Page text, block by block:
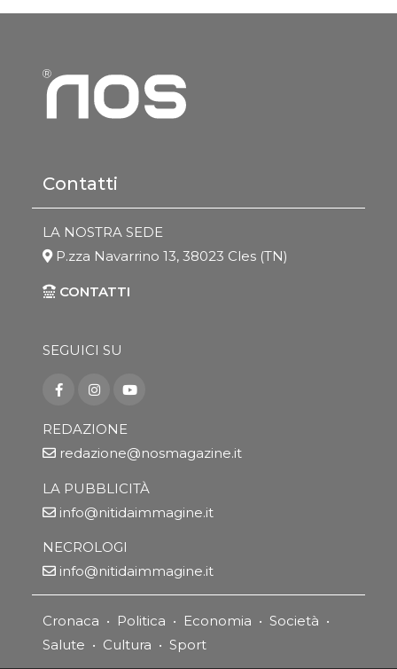
Contatti
LA NOSTRA SEDE
P.zza Navarrino 13, 38023 Cles (TN)
CONTATTI
SEGUICI SU
REDAZIONE
redazione@nosmagazine.it
LA PUBBLICITÀ
info@nitidaimmagine.it
NECROLOGI
info@nitidaimmagine.it
Cronaca • Politica • Economia • Società •
Salute • Cultura • Sport